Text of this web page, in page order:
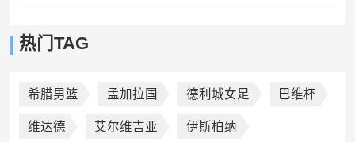
热门TAG
希腊男篮 孟加拉国 德利城女足 巴维杯
维达德 艾尔维吉亚 伊斯柏纳